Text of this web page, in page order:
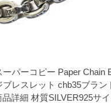
ーパーコピー Paper Chain
レスレット chb35ブラン
品詳細 材質SILVER925サ